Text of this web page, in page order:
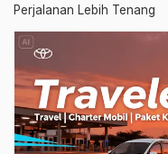
Perjalanan Lebih Tenang